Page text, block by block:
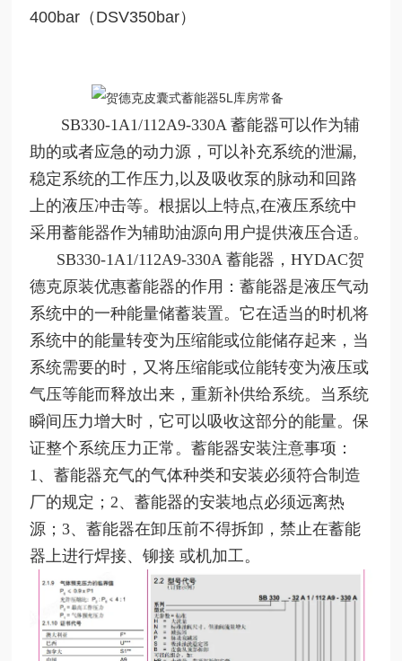
400bar（DSV350bar）
SB330-1A1/112A9-330A蓄能器可以作为辅
助的或者应急的动力源，可以补充系统的泄漏,
稳定系统的工作压力,以及吸收泵的脉动和回路
上的液压冲击等。根据以上特点,在液压系统中
采用蓄能器作为辅助油源向用户提供液压合适。
SB330-1A1/112A9-330A蓄能器，HYDAC贺
德克原装优惠蓄能器的作用：蓄能器是液压气动
系统中的一种能量储蓄装置。它在适当的时机将
系统中的能量转变为压缩能或位能储存起来，当
系统需要的时，又将压缩能或位能转变为液压或
气压等能而释放出来，重新补供给系统。当系统
瞬间压力增大时，它可以吸收这部分的能量。保
证整个系统压力正常。蓄能器安装注意事项：
1、蓄能器充气的气体种类和安装必须符合制造
厂的规定；2、蓄能器的安装地点必须远离热
源；3、蓄能器在卸压前不得拆卸，禁止在蓄能
器上进行焊接、铆接 或机加工。